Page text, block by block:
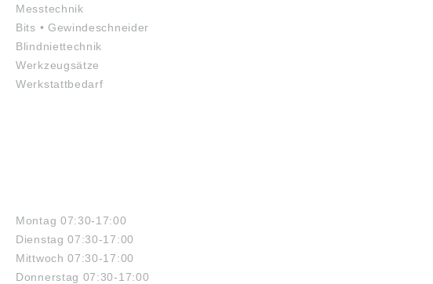
Messtechnik
Bits • Gewindeschneider
Blindniettechnik
Werkzeugsätze
Werkstattbedarf
Montag 07:30-17:00
Dienstag 07:30-17:00
Mittwoch 07:30-17:00
Donnerstag 07:30-17:00